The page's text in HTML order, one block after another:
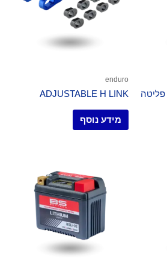
enduro
ADJUSTABLE H LINK
מידע נוסף